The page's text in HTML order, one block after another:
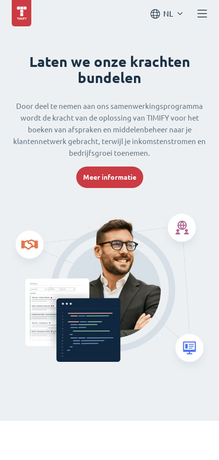
NL
Laten we onze krachten
bundelen
Door deel te nemen aan ons samenwerkingsprogramma
wordt de kracht van de oplossing van TIMIFY voor het
boeken van afspraken en middelenbeheer naar je
klantennetwerk gebracht, terwijl je inkomstenstromen en
bedrijfsgroei toenemen.
Meer informatie